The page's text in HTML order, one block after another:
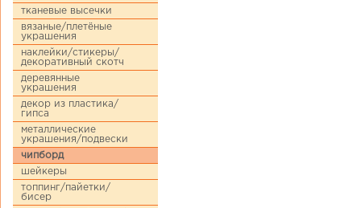
тканевые высечки
вязаные/плетёные
украшения
наклейки/стикеры/
декоративный скотч
деревянные
украшения
декор из пластика/
гипса
металлические
украшения/подвески
чипборд
шейкеры
топпинг/пайетки/
бисер